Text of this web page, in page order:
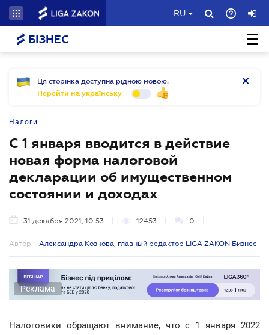
RU
БІЗНЕС
Ця сторінка доступна рідною мовою.
Перейти на українську
Налоги
С 1 января вводится в действие
новая форма налоговой
декларации об имущественном
состоянии и доходах
31 декабря 2021, 10:53 12453 0
Автор: Александра Кознова, главный редактор LIGA ZAKON Бизнес
Реклама
Налоговики обращают внимание, что с 1 января 2022